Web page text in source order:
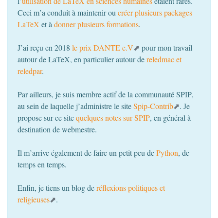
Ceci m’a conduit à maintenir ou créer plusieurs packages
LaTeX et à donner plusieurs formations.
J’ai reçu en 2018 le prix DANTEe.V
pour mon travail
autour de LaTeX, en particulier autour dereledmac et
reledpar.
Par ailleurs, je suis membre actif de la communautéSPIP,
au sein de laquelle j’administre le siteSpip-Contrib
. Je
propose sur ce sitequelques notes surSPIP, en général à
destination de webmestre.
Il m’arrive également de faire un petit peu dePython, de
temps en temps.
Enfin, je tiens un blog deréflexions politiques et
religieuses
.